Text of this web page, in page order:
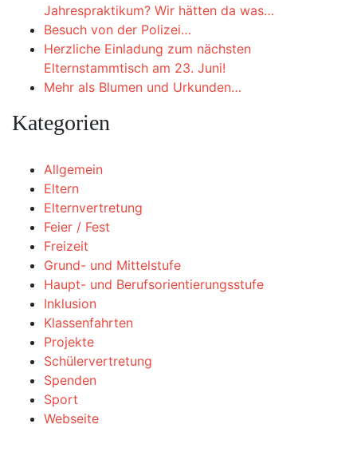
Jahrespraktikum? Wir hätten da was…
Besuch von der Polizei…
Herzliche Einladung zum nächsten
Elternstammtisch am 23. Juni!
Mehr als Blumen und Urkunden…
Kategorien
Allgemein
Eltern
Elternvertretung
Feier / Fest
Freizeit
Grund- und Mittelstufe
Haupt- und Berufsorientierungsstufe
Inklusion
Klassenfahrten
Projekte
Schülervertretung
Spenden
Sport
Webseite